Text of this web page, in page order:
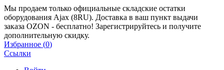
Мы продаем только официальные складские остатки
оборудования Ajax (8RU). Доставка в ваш пункт выдачи
заказа OZON - бесплатно! Зарегистрируйтесь и получите
дополнительную скидку.
Избранное (0)
Ссылки